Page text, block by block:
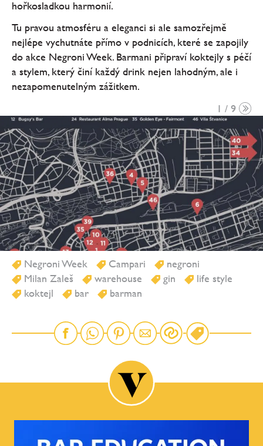
hořkosladkou harmonií.
Tu pravou atmosféru a eleganci si ale samozřejmě
nejlépe vychutnáte přímo v podnicích, které se zapojily
do akce Negroni Week. Barmani připraví koktejly s péčí
a stylem, který činí každý drink nejen lahodným, ale i
nezapomenutelným zážitkem.
1 / 9
Negroni Week Campari
negroni
Milan Zaleš
warehouse gin
life style
koktejl
bar barman